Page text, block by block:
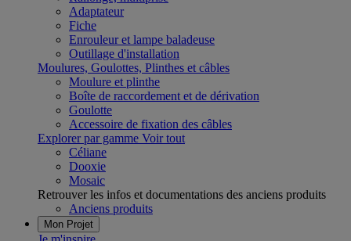
Adaptateur
Fiche
Enrouleur et lampe baladeuse
Outillage d'installation
Moulures, Goulottes, Plinthes et câbles
Moulure et plinthe
Boîte de raccordement et de dérivation
Goulotte
Accessoire de fixation des câbles
Explorer par gamme Voir tout
Céliane
Dooxie
Mosaic
Retrouver les infos et documentations des anciens produits
Anciens produits
Mon Projet